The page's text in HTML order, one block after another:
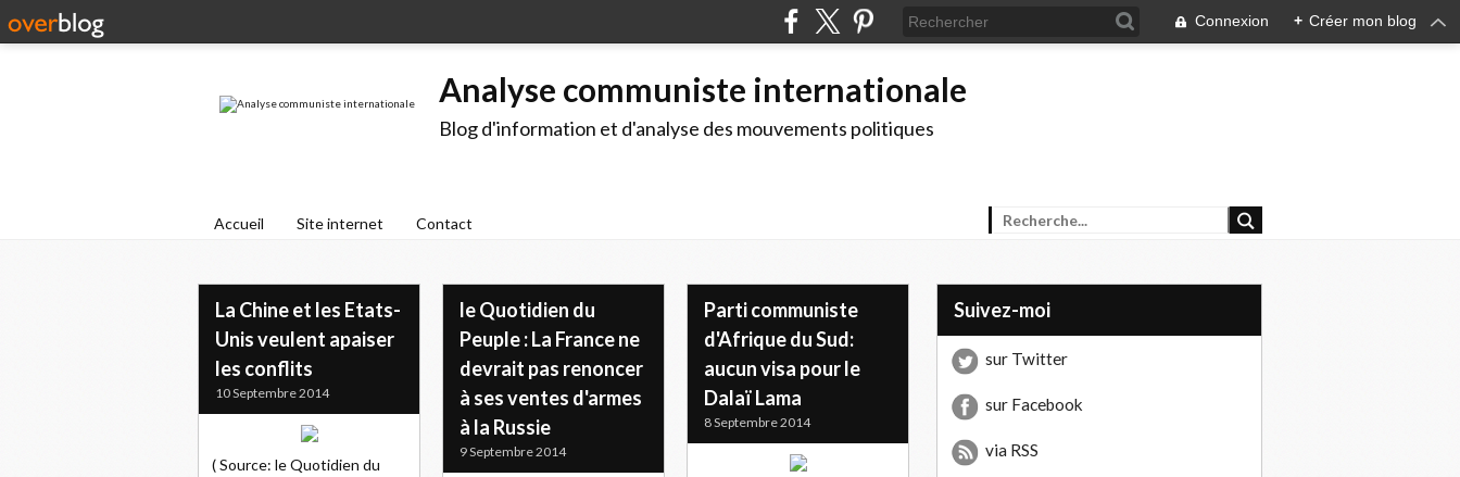
Connexion + Créer mon blog
Analyse communiste internationale
Blog d'information et d'analyse des mouvements politiques
Accueil Site internet Contact
La Chine et les Etats-
Unis veulent apaiser
les conflits
10 Septembre 2014
( Source: le Quotidien du
le Quotidien du
Peuple : La France ne
devrait pas renoncer
à ses ventes d'armes
à la Russie
9 Septembre 2014
Parti communiste
d'Afrique du Sud:
aucun visa pour le
Dalaï Lama
8 Septembre 2014
Suivez-moi
sur Twitter
sur Facebook
via RSS